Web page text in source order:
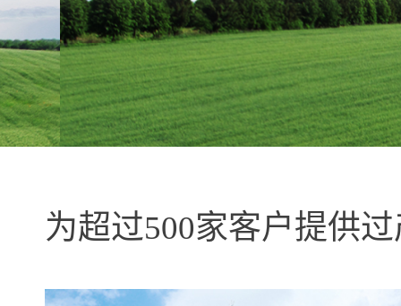
塑造未来的想法
为超过500家客户提供